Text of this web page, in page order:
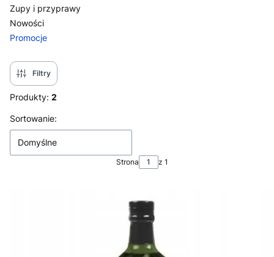
Zupy i przyprawy
Nowości
Promocje
Filtry
Produkty: 2
Lista produktów
Sortowanie:
Domyślne
Strona z 1